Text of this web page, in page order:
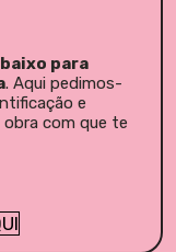
para
. Aqui pedimos-
e
com que te